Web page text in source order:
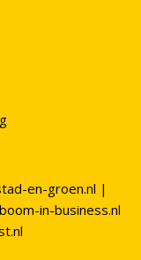
en-groen.nl |
boom-in-business.nl